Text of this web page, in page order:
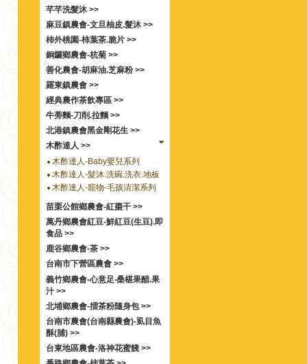
芊芊洗髮沐 >>
麻豆鎮農會-文旦柚皮.髮沐 >>
柿外桃園-柿葉茶.脆片 >>
銅鑼鄉農會-杭菊 >>
善化農會-胡麻油.芝麻粉 >>
羅東鎮農會 >>
經典農作茶飲專區 >>
牛蒡麵-刀削.拉麵 >>
北港鎮農會黑金剛花生 >>
木酢達人 >>
木酢達人-Baby嬰兒系列
木酢達人-髮沐.洗碗.洗衣.地板
木酢達人-竉物-毛孩清潔系列
苗栗公館鄉農會-紅棗干 >>
萬丹鄉農會紅豆-鮮紅豆(生豆).即
食品 >>
鹿谷鄉農會-茶 >>
台南市下營區農會 >>
義竹鄉農會-心意足‧桑椹果醋.果
汁 >>
北埔鄉農會-擂茶粉隨身包 >>
台南市農會(台南縣農會)-虱目魚
酥(脯) >>
台東地區農會-洛神花蜜餞 >>